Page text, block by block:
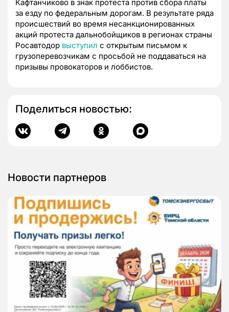
Кафтанчиково в знак протеста против сбора платы
за езду по федеральным дорогам. В результате ряда
происшествий во время несанкционированных
акций протеста дальнобойщиков в регионах страны
Росавтодор выступил с открытым письмом к
грузоперевозчикам с просьбой не поддаваться на
призывы провокаторов и лоббистов.
Поделиться новостью:
Новости партнеров